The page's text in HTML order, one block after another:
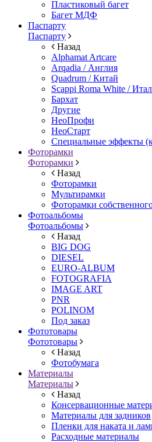
Пластиковый багет
Багет МДФ
Паспарту
Паспарту
Назад
Alphamat Artcare
Arqadia / Англия
Quadrum / Китай
Scappi Roma White /
Бархат
Другие
НеоПрофи
НеоСтарт
Специальные эффекты
Фоторамки
Фоторамки
Назад
Фоторамки
Мультирамки
Фоторамки
Фотоальбомы
Фотоальбомы
Назад
BIG DOG
DIESEL
EURO-ALBUM
FOTOGRAFIA
IMAGE ART
PNR
POLINOM
Под заказ
Фототовары
Фототовары
Назад
Фотобумага
Материалы
Материалы
Назад
Консервационные
Материалы для задников
Пленки для наката и
Расходные материалы